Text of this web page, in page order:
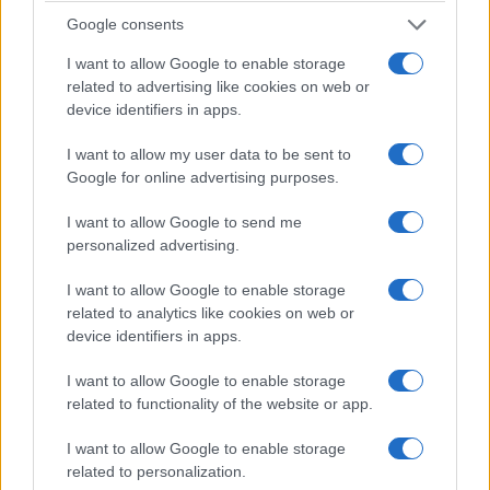
Google consents
I want to allow Google to enable storage
related to advertising like cookies on web or
device identifiers in apps.
I want to allow my user data to be sent to
Google for online advertising purposes.
I want to allow Google to send me
personalized advertising.
I want to allow Google to enable storage
related to analytics like cookies on web or
device identifiers in apps.
I want to allow Google to enable storage
related to functionality of the website or app.
I want to allow Google to enable storage
related to personalization.
bardzo sprawnie, wybierając nierówności. Nawet
mimo 20-calowych felg i układu, który musi być nieco
usztywniony ze względu na masę hybrydy. Świetna
jest tu robota opcjonalnego układu
pneumatycznego, bo go... nie czuć. Adaptacyjne
zawieszenie zapewnia komfort, ale nie buja, nie jest za
miękkie, ani przesadnie usztywnione.
Układ kierowniczy również jest całkiem
Audi A6 e-Hybrid nie jest pod tym względem
rewolucyjne, ale jest po prostu bardzo porządnie
zrobione i dopracowane w tych aspektach, które są
ważne dla klientów aut segmentu E.